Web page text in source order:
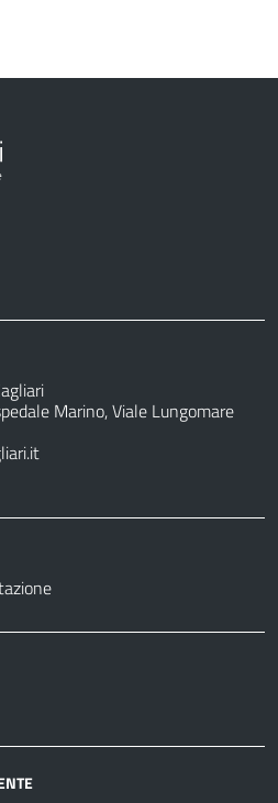
Marino, Viale Lungomare